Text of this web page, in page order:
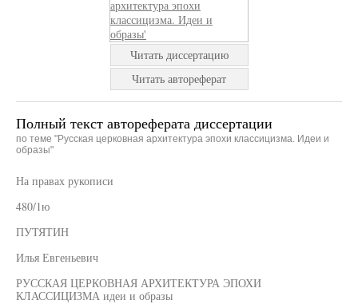
Читать диссертацию
Читать автореферат
Полный текст автореферата диссертации
по теме "Русская церковная архитектура эпохи классицизма. Идеи и
образы"
На правах рукописи
480/1ю
ПУТЯТИН
Илья Евгеньевич
РУССКАЯ ЦЕРКОВНАЯ АРХИТЕКТУРА ЭПОХИ
КЛАССИЦИЗМА идеи и образы